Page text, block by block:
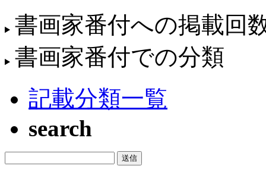
書画家番付への掲載回
書画家番付での分類
記載分類一覧
search